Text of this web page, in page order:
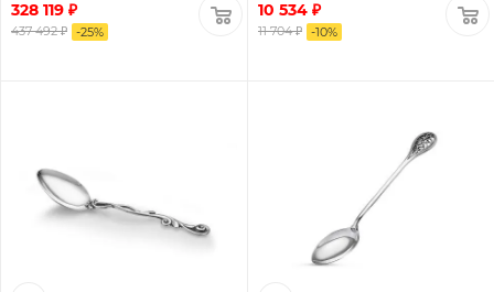
БРЕЛКИ ДЛЯ КЛЮЧЕЙ ВИЗИТНИЦЫ
ПАСХАЛЬНОЕ ЯЙЦО
328 119 ₽
437 492 ₽ -25%
10 534 ₽
11 704 ₽ -10%